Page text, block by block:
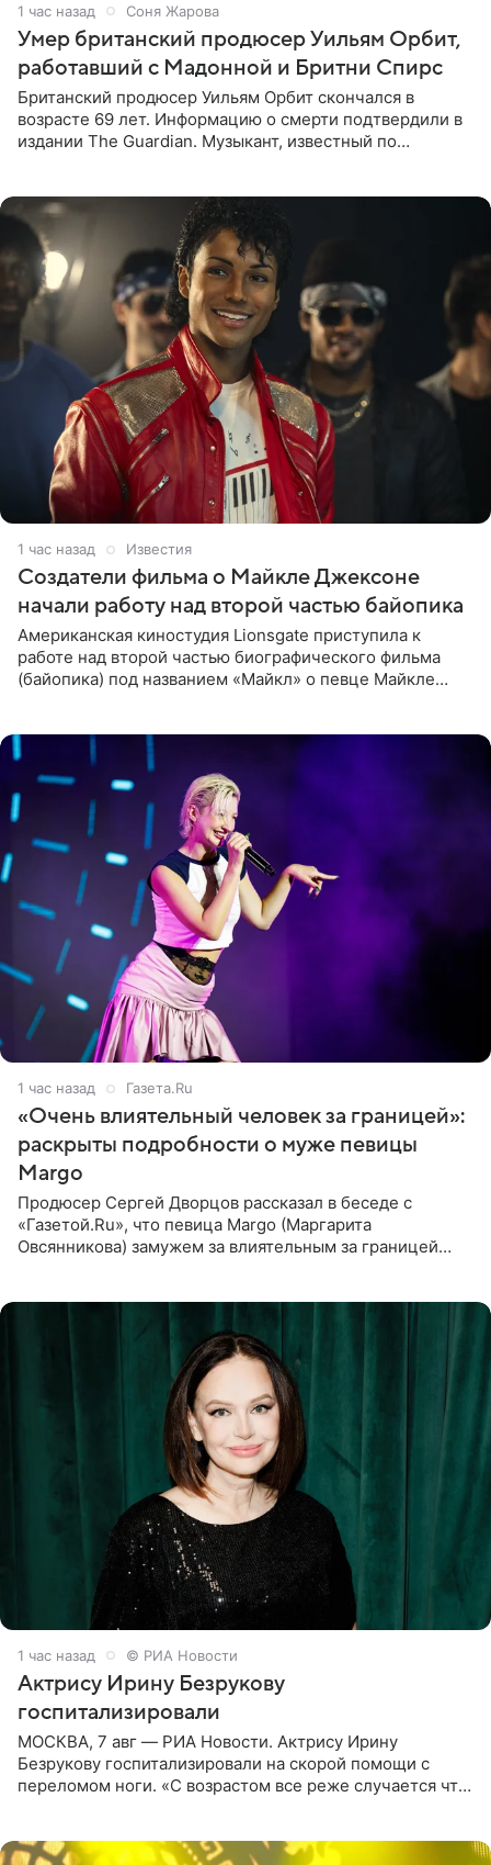
1 час назад Соня Жарова
Умер британский продюсер Уильям Орбит,
работавший с Мадонной и Бритни Спирс
Британский продюсер Уильям Орбит скончался в
возрасте 69 лет. Информацию о смерти подтвердили в
издании The Guardian. Музыкант, известный по
1 час назад Известия
Создатели фильма о Майкле Джексоне
начали работу над второй частью байопика
Американская киностудия Lionsgate приступила к
работе над второй частью биографического фильма
(байопика) под названием «Майкл» о певце Майкле
1 час назад Газета.Ru
«Очень влиятельный человек за границей»:
раскрыты подробности о муже певицы
Margo
Продюсер Сергей Дворцов рассказал в беседе с
«Газетой.Ru», что певица Margo (Маргарита
Овсянникова) замужем за влиятельным за границей
1 час назад © РИА Новости
Актрису Ирину Безрукову
госпитализировали
МОСКВА, 7 авг — РИА Новости. Актрису Ирину
Безрукову госпитализировали на скорой помощи с
переломом ноги. «С возрастом все реже случается что-